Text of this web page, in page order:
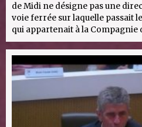
de Midi ne désigne pas une
voie ferrée sur laquelle passait
qui appartenait à la Compagnie